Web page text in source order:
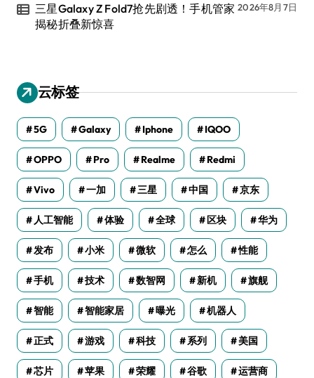
三星Galaxy Z Fold7抢先剧透！手机管家
揭秘折叠新惊喜
2026年8月7日
云标签
5G Galaxy Iphone IQOO
OPPO Pro Realme Redmi
Vivo 一加 三星 中国 京东
人工智能 体验 全球 区块 华为
发布 小米 微软 怎么 性能
手机 技术 数智网 新机 旗舰
智能 智能家居 曝光 机器人
正式 游戏 科技 系列 美国
芯片 苹果 荣耀 谷歌 运营商